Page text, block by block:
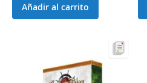
Añadir al carrito